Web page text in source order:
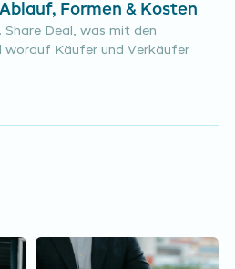
Formen & Kosten
Share Deal, was mit den
worauf Käufer und Verkäufer